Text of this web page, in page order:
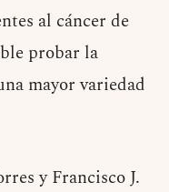
al cáncer de
probar la
mayor variedad
y Francisco J.